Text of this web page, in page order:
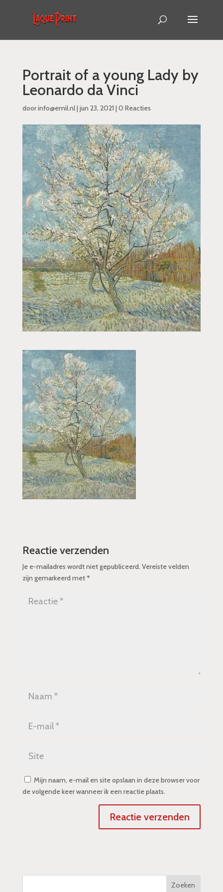
Portrait of a young Lady by
Leonardo da Vinci
doorinfo@emil.nl| jun 23, 2021 | 0 Reacties
Reactie verzenden
Je e-mailadres wordt niet gepubliceerd. Vereiste velden
zijn gemarkeerd met*
Mijn naam, e-mail en site opslaan in deze browser voor
de volgende keer wanneer ik een reactie plaats.